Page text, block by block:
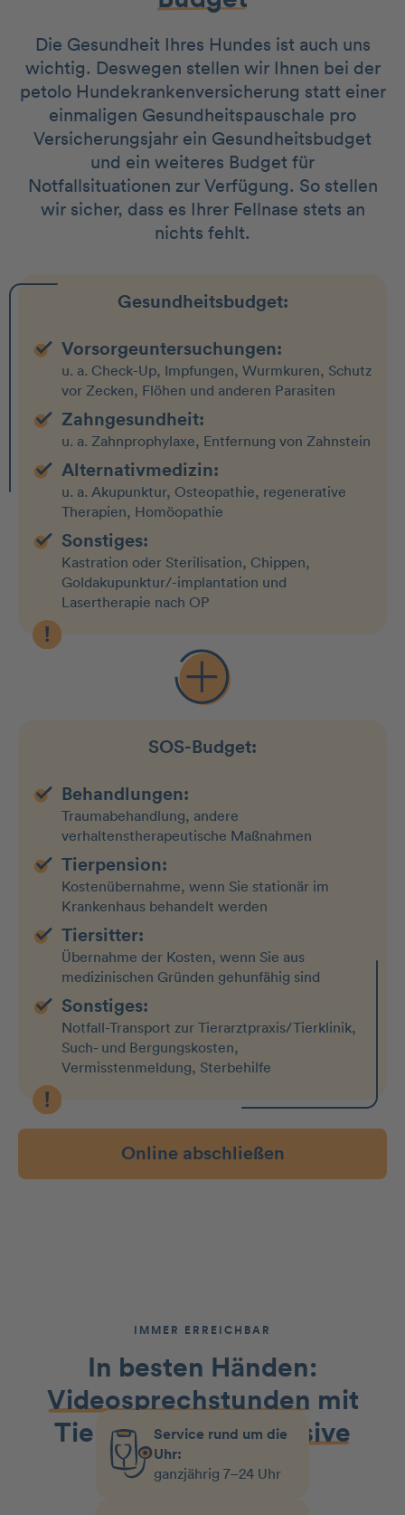
Die Gesundheit Ihres Hundes ist auch uns
wichtig. Deswegen stellen wir Ihnen bei der
petolo Hundekrankenversicherung statt einer
einmaligen Gesundheitspauschale pro
Versicherungsjahr ein Gesundheitsbudget
und ein weiteres Budget für
Notfallsituationen zur Verfügung. So stellen
wir sicher, dass es Ihrer Fellnase stets an
nichts fehlt.
Gesundheitsbudget:
Vorsorgeuntersuchungen:
u. a. Check-Up, Impfungen, Wurmkuren, Schutz
vor Zecken, Flöhen und anderen Parasiten
Zahngesundheit:
u. a. Zahnprophylaxe, Entfernung von Zahnstein
Alternativmedizin:
u. a. Akupunktur, Osteopathie, regenerative
Therapien, Homöopathie
Sonstiges:
Kastration oder Sterilisation, Chippen,
Goldakupunktur/-implantation und
Lasertherapie nach OP
SOS-Budget:
Behandlungen:
Traumabehandlung, andere
verhaltenstherapeutische Maßnahmen
Tierpension:
Kostenübernahme, wenn Sie stationär im
Krankenhaus behandelt werden
Tiersitter:
Übernahme der Kosten, wenn Sie aus
medizinischen Gründen gehunfähig sind
Sonstiges:
Notfall-Transport zur Tierarztpraxis/Tierklinik,
Such- und Bergungskosten,
Vermisstenmeldung, Sterbehilfe
Online abschließen
IMMER ERREICHBAR
In besten Händen:
Videosprechstunden mit
Tierärzt:innen inklusive
Service rund um die
Uhr:
ganzjährig 7–24 Uhr